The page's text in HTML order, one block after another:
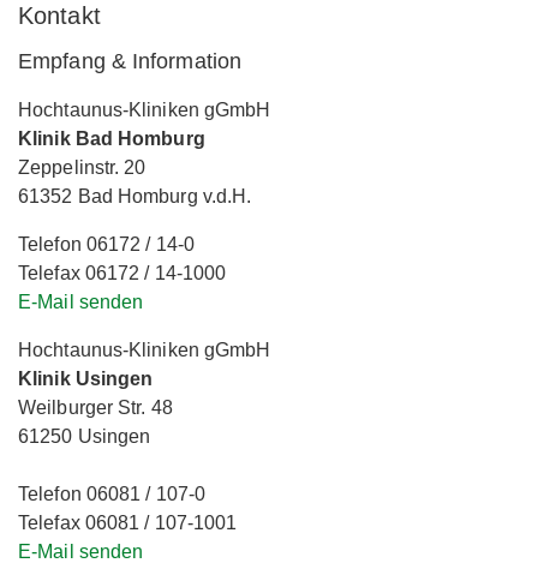
Kontakt
Empfang & Information
Hochtaunus-Kliniken gGmbH
Klinik Bad Homburg
Zeppelinstr. 20
61352 Bad Homburg v.d.H.
Telefon 06172 / 14-0
Telefax 06172 / 14-1000
E-Mail senden
Hochtaunus-Kliniken gGmbH
Klinik Usingen
Weilburger Str. 48
61250 Usingen
Telefon 06081 / 107-0
Telefax 06081 / 107-1001
E-Mail senden